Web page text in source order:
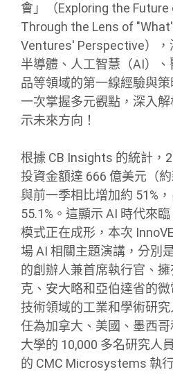
會」（Exploring the
Through the Lens of
Ventures' Perspective），
半導體、人工智慧（AI）
品等領域的第一線經驗與
一次掌握多元觀點，深入
示未來方向！
根據 CB Insights 的統計，
投資金額達 666 億美元（
與前一季相比增加約 51%
55.1%。這顯示 AI 時代來
模式正在成形，本次
場 AI 相關主題演講，分別
的創辦人兼首席執行官、
克、安大略和亞伯達省的
技術領域的工業和學術研
任為加拿大、美國、墨西
大學的 10,000 多名研究人
的 CMC Microsystems 執